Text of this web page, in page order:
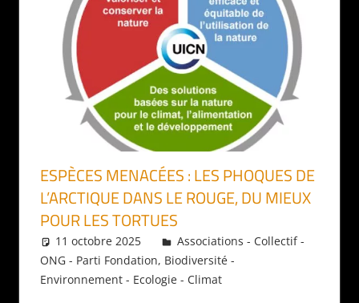
ESPÈCES MENACÉES : LES PHOQUES DE
L’ARCTIQUE DANS LE ROUGE, DU MIEUX
POUR LES TORTUES
11 octobre 2025 Daniel
Associations - Collectif -
ONG - Parti Fondation, Biodiversité -
Environnement - Ecologie - Climat